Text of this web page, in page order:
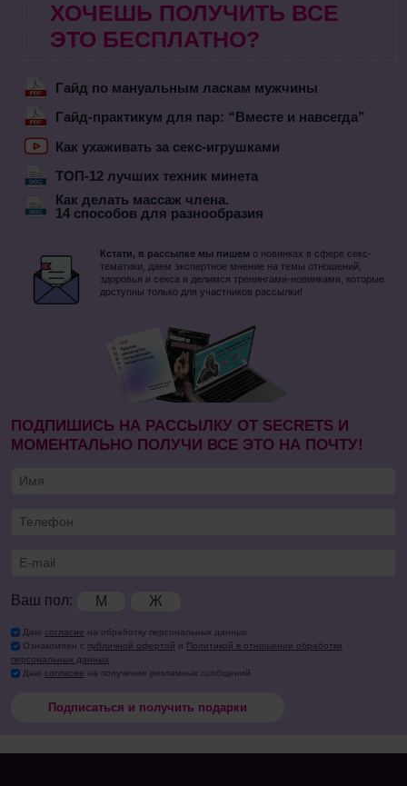
ХОЧЕШЬ ПОЛУЧИТЬ ВСЕ
ЭТО БЕСПЛАТНО?
Гайд по мануальным ласкам мужчины
Гайд-практикум для пар: “Вместе и навсегда”
Как ухаживать за секс-игрушками
ТОП-12 лучших техник минета
Как делать массаж члена.
14 способов для разнообразия
Кстати, в рассылке мы пишем о новинках в сфере секс-
тематики, даем экспертное мнение на темы отношений,
здоровья и секса и делимся тренингами-новинками, которые
доступны только для участников рассылки!
ПОДПИШИСЬ НА РАССЫЛКУ ОТ SECRETS И
МОМЕНТАЛЬНО ПОЛУЧИ ВСЕ ЭТО НА ПОЧТУ!
Ваш пол: М Ж
Даю согласие на обработку персональных данных
Ознакомлен с публичной офертой и Политикой в отношении обработки
персональных данных.
Даю согласие на получение рекламных сообщений
Подписаться и получить подарки